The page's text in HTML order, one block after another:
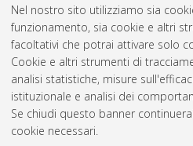
Nel nostro sito utilizziamo sia
funzionamento, sia cookie e altri
facoltativi che potrai attivare solo
Cookie e altri strumenti di
analisi statistiche, misure
istituzionale e analisi dei
Se chiudi questo banner
cookie necessari.
Vedi altre
Gestione del